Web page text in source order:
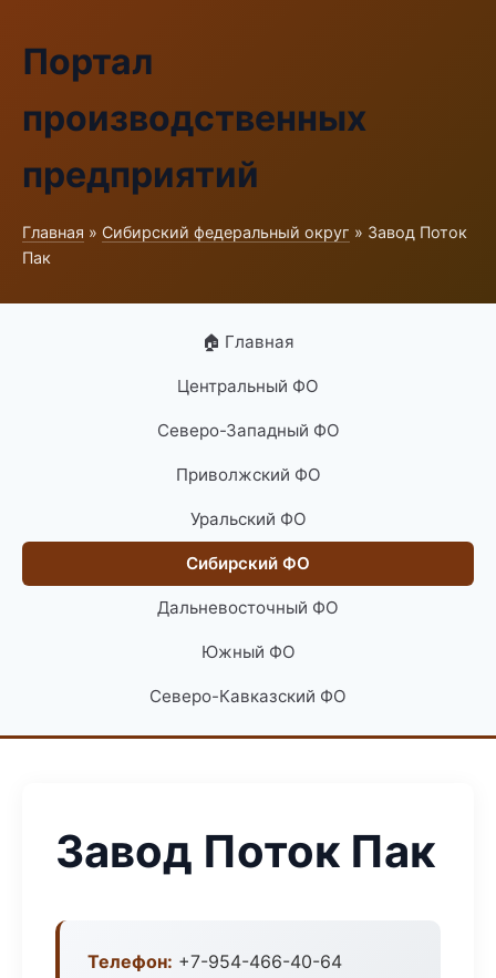
Портал
производственных
предприятий
Главная » Сибирский федеральный округ » Завод Поток
Пак
🏠 Главная
Центральный ФО
Северо-Западный ФО
Приволжский ФО
Уральский ФО
Сибирский ФО
Дальневосточный ФО
Южный ФО
Северо-Кавказский ФО
Завод Поток Пак
Телефон: +7-954-466-40-64